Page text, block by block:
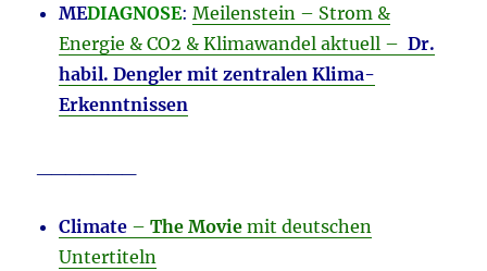
MEDIAGNOSE:Meilenstein – Strom &
Energie & CO2 & Klimawandel aktuell –Dr.
habil. Dengler mit zentralen Klima-
Erkenntnissen
Climate –The Movie mit deutschen
Untertiteln